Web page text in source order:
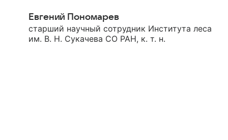
Евгений Пономарев
старший научный сотрудник Института леса
им. В. Н. Сукачева СО РАН, к. т. н.